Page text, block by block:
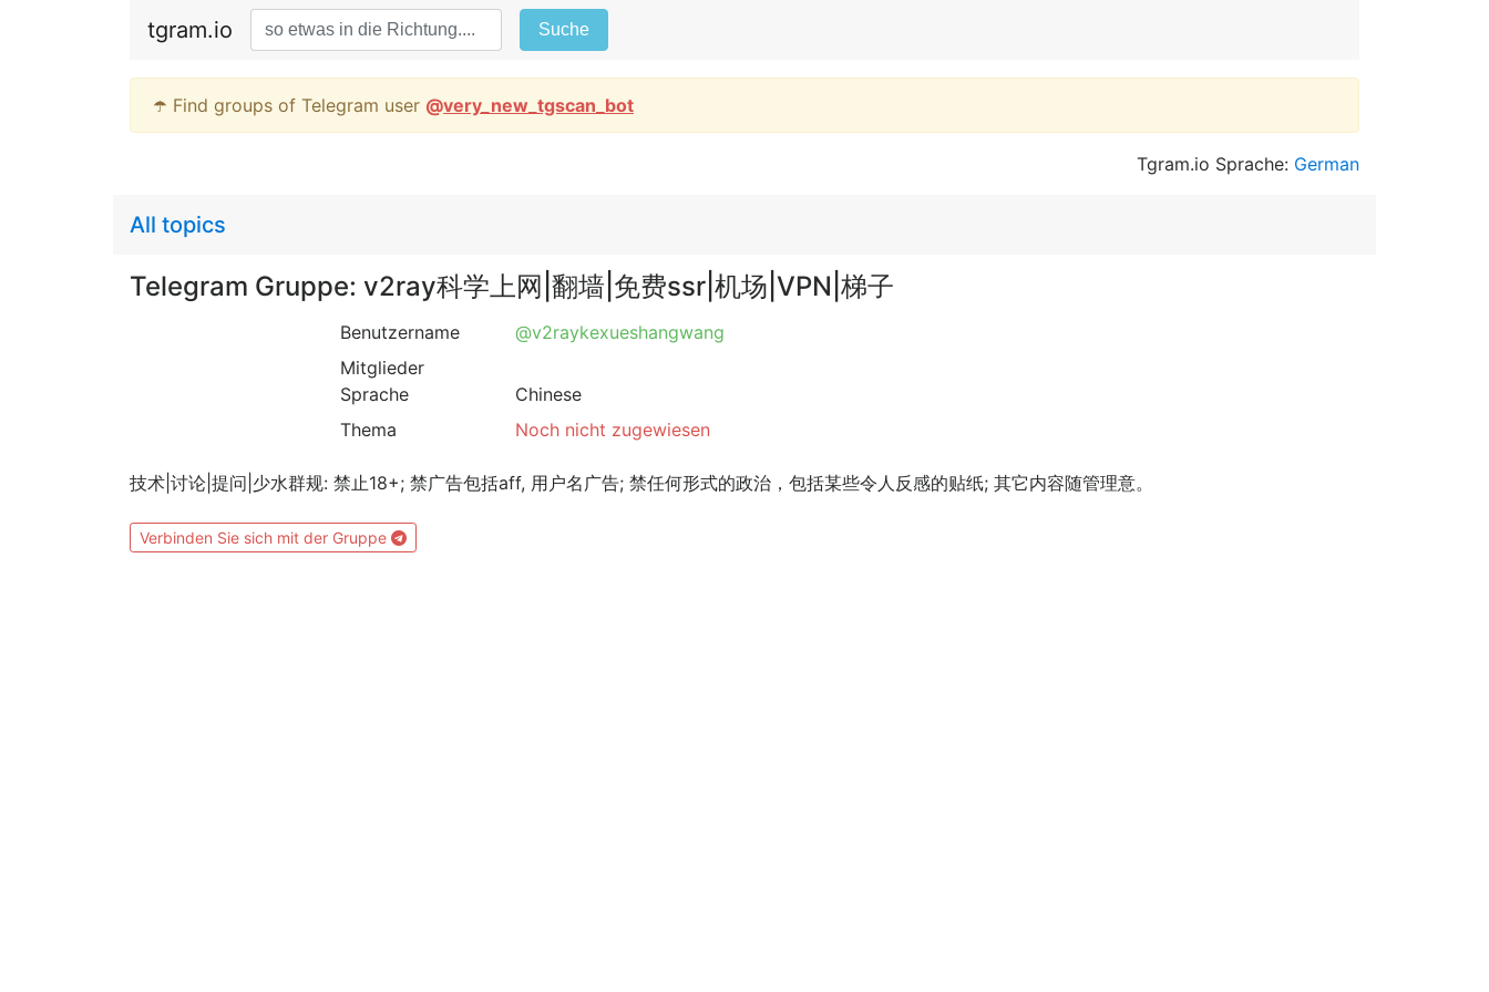
tgram.io Suche
☂️ Find groups of Telegram user @very_new_tgscan_bot
Tgram.io Sprache: German
All topics
Telegram Gruppe: v2ray科学上网|翻墙|免费ssr|机场|VPN|梯子
Benutzername
@v2raykexueshangwang
Mitglieder
Sprache
Chinese
Thema
Noch nicht zugewiesen
技术|讨论|提问|少水群规: 禁止18+; 禁广告包括aff, 用户名广告; 禁任何形式的政治，包括某些令人反感的贴纸; 其它内容随管理意。
Verbinden Sie sich mit der Gruppe